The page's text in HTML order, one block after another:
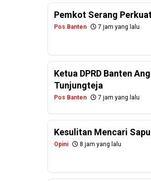
Pemkot Serang
Pos Banten 7 jam yang lalu
Ketua DPRD Banten
Tunjungteja
Pos Banten 7 jam yang lalu
Kesulitan Mencari
Opini 8 jam yang lalu